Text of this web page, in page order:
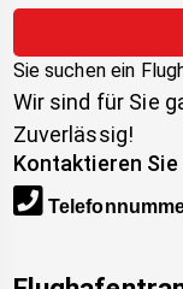
Sie suchen ein
Wir sind für Sie
Zuverlässig!
Kontaktieren Sie